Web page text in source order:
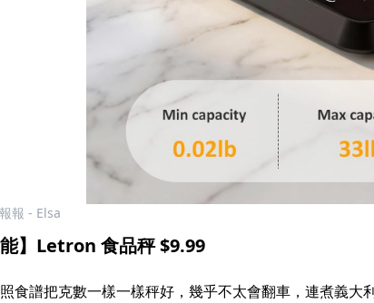
報 - Elsa
能】Letron 食品秤 $9.99
食譜把克數一樣一樣秤好，幾乎不太會翻車，連煮義大